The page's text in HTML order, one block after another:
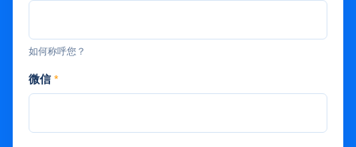
如何称呼您？
微信*